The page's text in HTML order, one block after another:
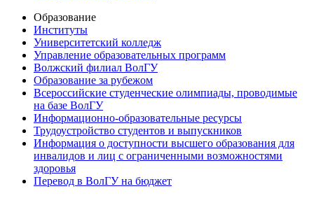
Образование
Институты
Университетский колледж
Управление образовательных программ
Волжский филиал ВолГУ
Образование за рубежом
Всероссийские студенческие олимпиады, проводимые
на базе ВолГУ
Информационно-образовательные ресурсы
Трудоустройство студентов и выпускников
Информация о доступности высшего образования для
инвалидов и лиц с ограниченными возможностями
здоровья
Перевод в ВолГУ на бюджет